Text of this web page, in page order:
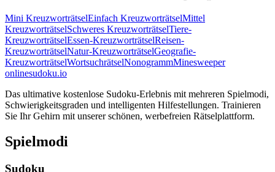
Mini KreuzworträtselEinfach KreuzworträtselMittel
KreuzworträtselSchweres KreuzworträtselTiere-
KreuzworträtselEssen-KreuzworträtselReisen-
KreuzworträtselNatur-KreuzworträtselGeografie-
KreuzworträtselWortsuchrätselNonogrammMinesweeper
onlinesudoku.io
Das ultimative kostenlose Sudoku-Erlebnis mit mehreren Spielmodi,
Schwierigkeitsgraden und intelligenten Hilfestellungen. Trainieren
Sie Ihr Gehirn mit unserer schönen, werbefreien Rätselplattform.
Spielmodi
Sudoku